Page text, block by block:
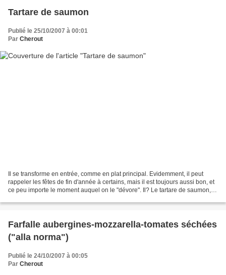
Tartare de saumon
Publié le 25/10/2007 à 00:01
Par Cherout
Il se transforme en entrée, comme en plat principal. Evidemment, il peut
rappeler les fêtes de fin d'année à certains, mais il est toujours aussi bon, et
ce peu importe le moment auquel on le "dévore". Il? Le tartare de saumon,
Farfalle aubergines-mozzarella-tomates séchées
("alla norma")
Publié le 24/10/2007 à 00:05
Par Cherout